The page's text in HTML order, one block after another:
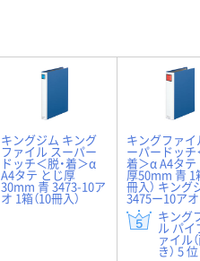
キングジム キング
ファイル スーパー
ドッチ＜脱・着＞α
A4タテ とじ厚
30mm 青 3473-10ア
オ 1箱（10冊入）
キングファイ
ーパードッチ
着＞α A4タテ
厚50mm 青 1
冊入） キング
3475ー10アオ
キング
ル パイ
ァイル
き） 5 位